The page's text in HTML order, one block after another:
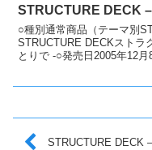
STRUCTURE DECK
○種別通常商品（テーマ別
STRUCTURE DECKストラ
とりで -○発売日2005年12
STRUCTURE DECK